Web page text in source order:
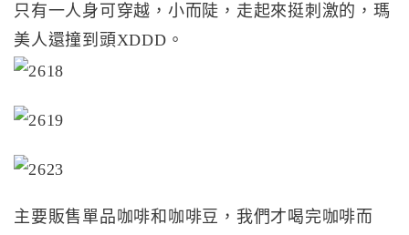
只有一人身可穿越，小而陡，走起來挺刺激的，瑪
美人還撞到頭XDDD。
主要販售單品咖啡和咖啡豆，我們才喝完咖啡而